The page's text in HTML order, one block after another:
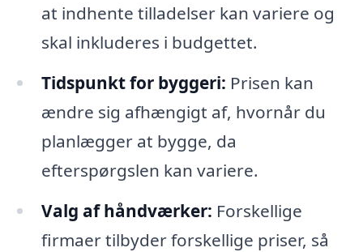
at indhente tilladelser kan variere og
skal inkluderes i budgettet.
Tidspunkt for byggeri: Prisen kan
ændre sig afhængigt af, hvornår du
planlægger at bygge, da
efterspørgslen kan variere.
Valg af håndværker: Forskellige
firmaer tilbyder forskellige priser, så